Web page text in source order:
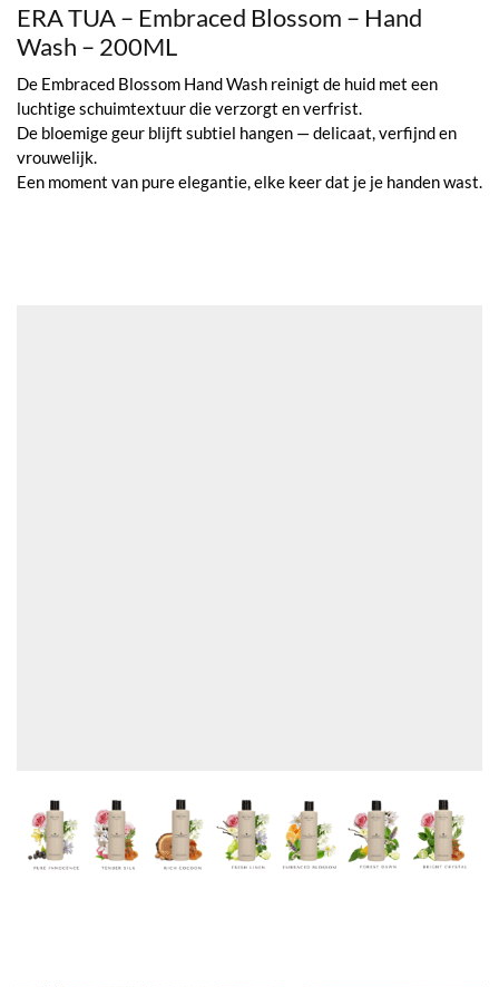
ERA TUA – Embraced Blossom – Hand
Wash – 200ML
De Embraced Blossom Hand Wash reinigt de huid met een
luchtige schuimtextuur die verzorgt en verfrist.
De bloemige geur blijft subtiel hangen — delicaat, verfijnd en
vrouwelijk.
Een moment van pure elegantie, elke keer dat je je handen wast.